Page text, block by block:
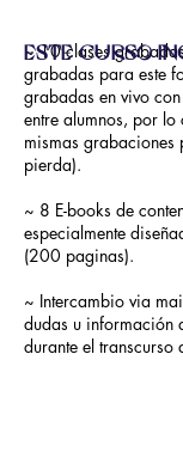
~ 10 clases
grabadas para este
grabadas en vivo
entre alumnos, por lo
mismas grabaciones
pierda).
~ 8 E-books de
especialmente
(200 paginas).
~ Intercambio via
dudas u información
durante el transcurso
ESTE CURSO